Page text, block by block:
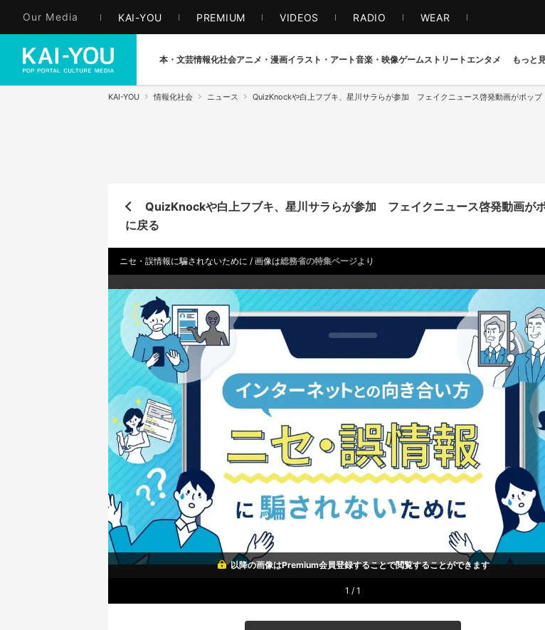
Our Media KAI-YOU PREMIUM VIDEOS RADIO WEAR
本・文芸情報化社会アニメ・漫画イラスト・アート音楽・映像ゲームストリート エンタメ もっと
KAI-YOU 情報化社会 ニュース QuizKnockや白上フブキ、星川サラらが参加 フェイクニュース啓発動画がポップ
QuizKnockや白上フブキ、星川サラらが参加 フェイクニュース啓発動画が
に戻る
ニセ・誤情報に騙されないために / 画像は総務省の特集ページより
以降の画像はPremium会員登録することで閲覧することができます
1 / 1